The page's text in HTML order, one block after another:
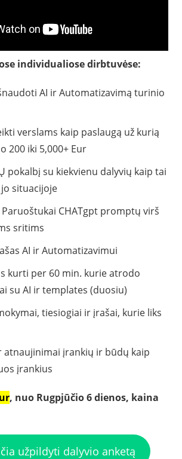
individualiose dirbtuvėse:
AI ir Automatizavimą turinio
verslams kaip paslaugą už kurią
200 iki 5,000+ Eur
pokalbį su kiekvienu dalyvių kaip tai
situacijoje
Paruoštukai CHATgpt promptų virš
sritims
AI ir Automatizavimui
kurti per 60 min. kurie atrodo
su AI ir templates (duosiu)
tiesiogiai ir įrašai, kurie liks
atnaujinimai įrankių ir būdų kaip
įrankius
, nuo Rugpjūčio 6 dienos, kaina
užpildyti dalyvio anketą